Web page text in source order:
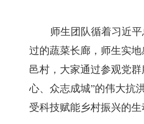
师生团队循着习近
过的蔬菜长廊，师生实地
邑村，大家通过参观党
心、众志成城”的伟大抗
受科技赋能乡村振兴的生